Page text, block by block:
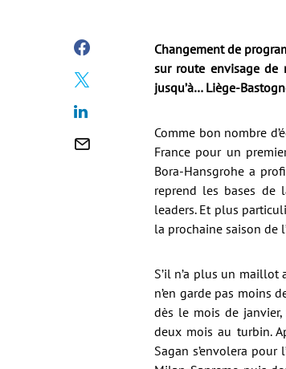
Changement de
sur route envisage de
jusqu’à… Liège-
Comme bon nombre
France pour un
Bora-Hansgrohe a
reprend les bases de
leaders. Et plus
la prochaine saison de
S’il n’a plus un
n’en garde pas moins
dès le mois de
deux mois au turbin.
Sagan s’envolera